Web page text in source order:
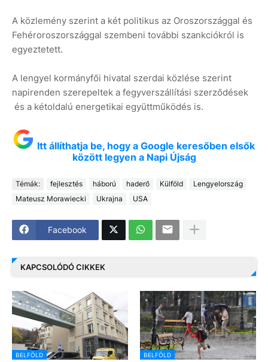
A közlemény szerint a két politikus az Oroszországgal és
Fehéroroszországgal szembeni további szankciókról is
egyeztetett.
A lengyel kormányfői hivatal szerdai közlése szerint
napirenden szerepeltek a fegyverszállítási szerződések
és a kétoldalú energetikai együttműködés is.
Itt állíthatja be, hogy a Google keresőben elsők
között legyen a Napi Újság
Témák: fejlesztés háború haderő Külföld
Lengyelország
Mateusz Morawiecki
Ukrajna USA
Facebook
KAPCSOLÓDÓ CIKKEK
BELFÖLD BELFÖLD